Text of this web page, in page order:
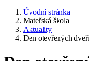
Úvodní stránka
Mateřská škola
Aktuality
Den otevřených